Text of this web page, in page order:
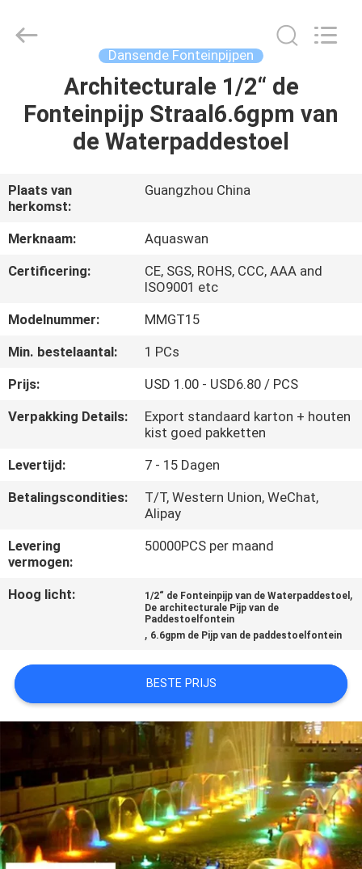
PRODUCTEN
ONGEVEER
ONS
FABRIEKSREIS
KWALITEITSCONTROLE
CONTACTEER
ONS
OM
EEN
NEWS
PRIVACY
POLICY
water
co,.ltd.
Dansende Fonteinpijpen
Architecturale 1/2“ de
Fonteinpijp Straal6.6gpm van
de Waterpaddestoel
Plaats van
herkomst:
Guangzhou China
Merknaam:
Aquaswan
Certificering:
CE, SGS, ROHS, CCC, AAA and
ISO9001 etc
Modelnummer:
MMGT15
Min. bestelaantal:
1 PCs
Prijs:
USD 1.00 - USD6.80 / PCS
Verpakking Details:
Export standaard karton + houten
kist goed pakketten
Levertijd:
7 - 15 Dagen
Betalingscondities:
T/T, Western Union, WeChat,
Alipay
Levering
vermogen:
50000PCS per maand
Hoog licht: 1/2“ de Fonteinpijp van de Waterpaddestoel ,
De architecturale Pijp van de
Paddestoelfontein
, 6.6gpm de Pijp van de paddestoelfontein
BESTE PRIJS